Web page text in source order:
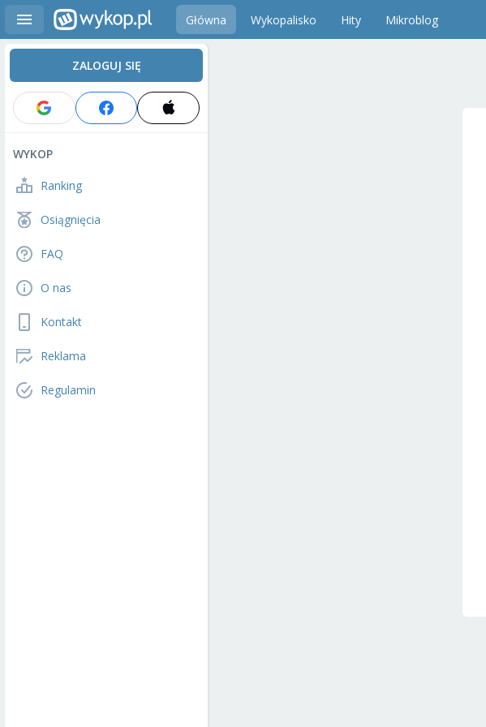
Główna Wykopalisko Hity Mikroblog
ZALOGUJ SIĘ
WYKOP
Ranking
Osiągnięcia
FAQ
O nas
Kontakt
Reklama
Regulamin